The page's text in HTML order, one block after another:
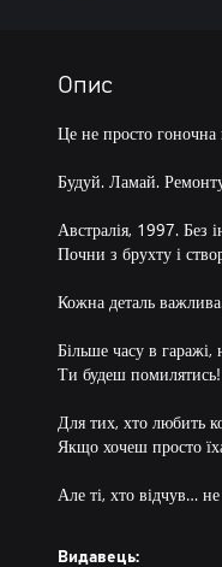
Опис
Це не просто гоночна
Будуй. Ламай.
Австралія, 1997. Без
Почни з брухту і
Кожна деталь
Більше часу в гаражі,
Ти будеш
Для тих, хто любить
Якщо хочеш просто
Але ті, хто відчув…
Видавець: